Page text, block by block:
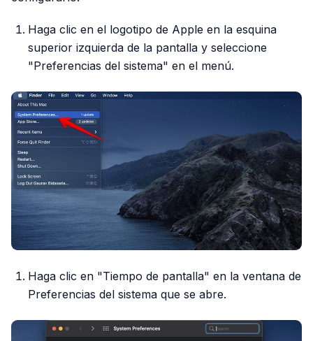
Haga clic en el logotipo de Apple en la esquina
superior izquierda de la pantalla y seleccione
"Preferencias del sistema" en el menú.
Haga clic en "Tiempo de pantalla" en la ventana de
Preferencias del sistema que se abre.